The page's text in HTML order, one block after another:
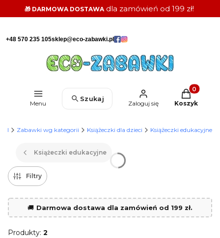
🎁 DARMOWA DOSTAWAdla zamówień od 199 zł!
+48 570 235 105sklep@eco-zabawki.pl
Menu
Szukaj
Zaloguj się
Produkty w
Koszyk
Zabawki wg kategorii Książeczki dla dzieci Książeczki edukacyjne
Książeczki edukacyjne
Filtry
🚚 Darmowa dostawa dla zamówień od 199 zł.
Produkty: 2